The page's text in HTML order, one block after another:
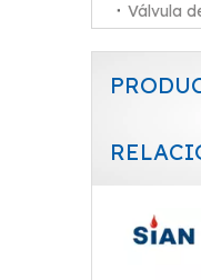
Válvula